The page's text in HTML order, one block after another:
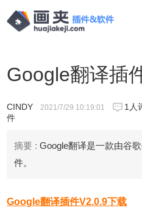
Google翻译插
CINDY 2021/7/29 10:19:01 1人
件
摘要 : Google翻译是一款由谷
件。
Google翻译插件V2.0.9下载